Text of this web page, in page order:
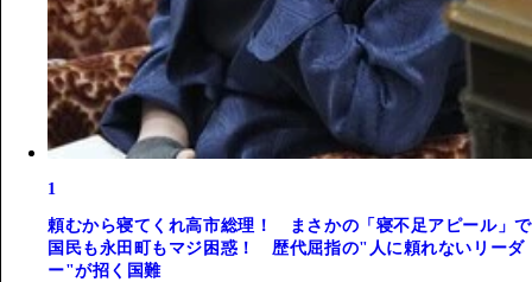
1
頼むから寝てくれ高市総理！ まさかの「寝不足アピール」で
国民も永田町もマジ困惑！ 歴代屈指の"人に頼れないリーダ
ー"が招く国難